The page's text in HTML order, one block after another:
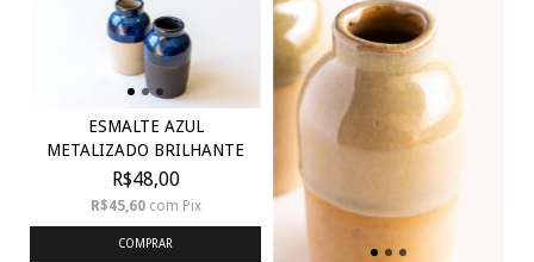
ESMALTE AZUL
METALIZADO BRILHANTE
R$48,00
R$45,60 com Pix
COMPRAR